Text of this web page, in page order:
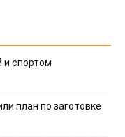
и спортом
план по заготовке